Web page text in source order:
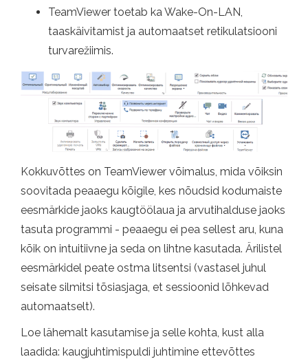
TeamViewer toetab ka Wake-On-LAN,
taaskäivitamist ja automaatset retikulatsiooni
turvarežiimis.
Kokkuvõttes on TeamViewer võimalus, mida võiksin
soovitada peaaegu kõigile, kes nõudsid kodumaiste
eesmärkide jaoks kaugtöölaua ja arvutihalduse jaoks
tasuta programmi - peaaegu ei pea sellest aru, kuna
kõik on intuitiivne ja seda on lihtne kasutada. Ärilistel
eesmärkidel peate ostma litsentsi (vastasel juhul
seisate silmitsi tõsiasjaga, et sessioonid lõhkevad
automaatselt).
Loe lähemalt kasutamise ja selle kohta, kust alla
laadida: kaugjuhtimispuldi juhtimine ettevõttes